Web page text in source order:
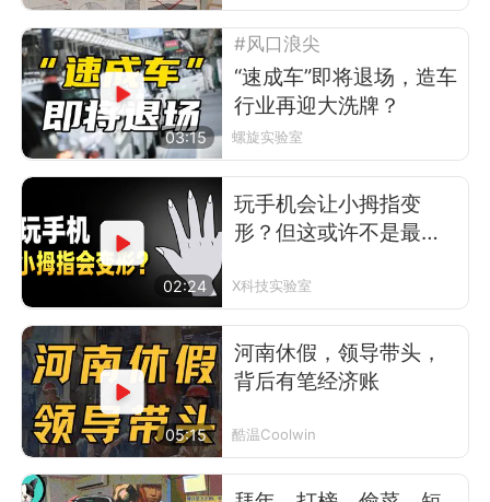
03:15
#风口浪尖
“速成车”即将退场，造车
行业再迎大洗牌？
螺旋实验室
02:24
玩手机会让小拇指变
形？但这或许不是最可
X科技实验室
05:15
河南休假，领导带头，
背后有笔经济账
酷温Coolwin